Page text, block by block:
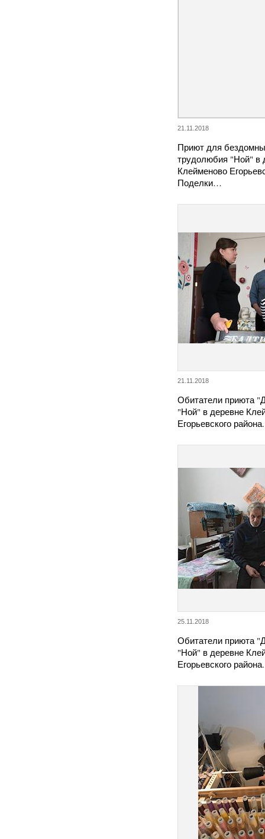
21.11.2018
Приют для
трудолюбия "Ной" в
Клейменово
Поделки…
21.11.2018
Обитатели приюта
"Ной" в деревне
Егорьевского района.
25.11.2018
Обитатели приюта
"Ной" в деревне
Егорьевского района.